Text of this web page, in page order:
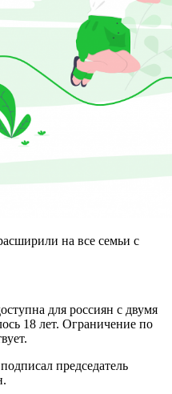
на все семьи с
для россиян с двумя
18 лет. Ограничение по
председатель